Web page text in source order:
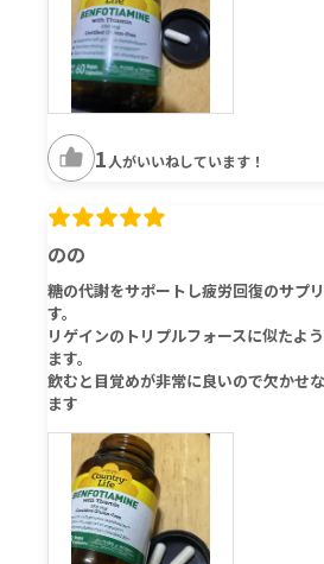
1 人がいいねしています！
のの
糖の代謝をサポートし疲労回復のサプ
す。
リゲインのトリプルフォースに似たよ
ます。
飲むと目覚めが非常に良いので欠かせ
ます